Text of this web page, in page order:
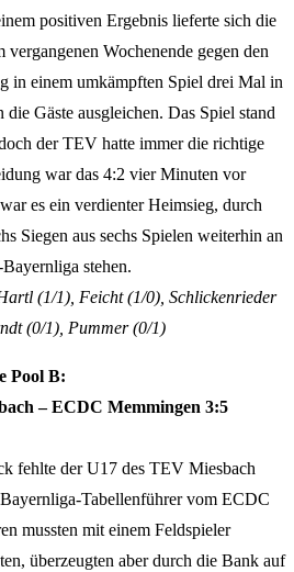
positiven Ergebnis lieferte sich die
Wochenende gegen den
in einem umkämpften Spiel drei Mal in
Gäste ausgleichen. Das Spiel stand
der TEV hatte immer die richtige
war das 4:2 vier Minuten vor
es ein verdienter Heimsieg, durch
Siegen aus sechs Spielen weiterhin an
stehen.
(1/1), Feicht (1/0), Schlickenrieder
(0/1), Pummer (0/1)
Pool B:
– ECDC Memmingen 3:5
fehlte der U17 des TEV Miesbach
Tabellenführer vom ECDC
mussten mit einem Feldspieler
überzeugten aber durch die Bank auf